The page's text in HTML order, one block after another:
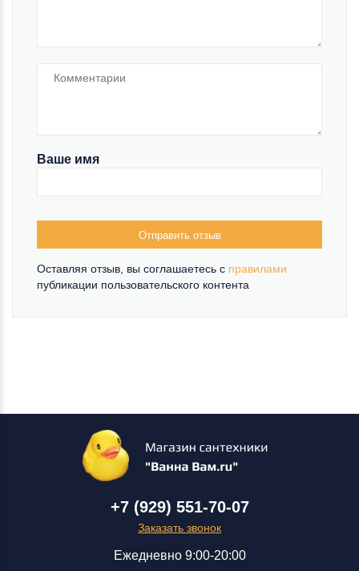
Ваше имя
Отправить отзыв
Оставляя отзыв, вы соглашаетесь c правилами
публикации пользовательского контента
+7 (929) 551-70-07
Заказать звонок
Ежедневно 9:00-20:00